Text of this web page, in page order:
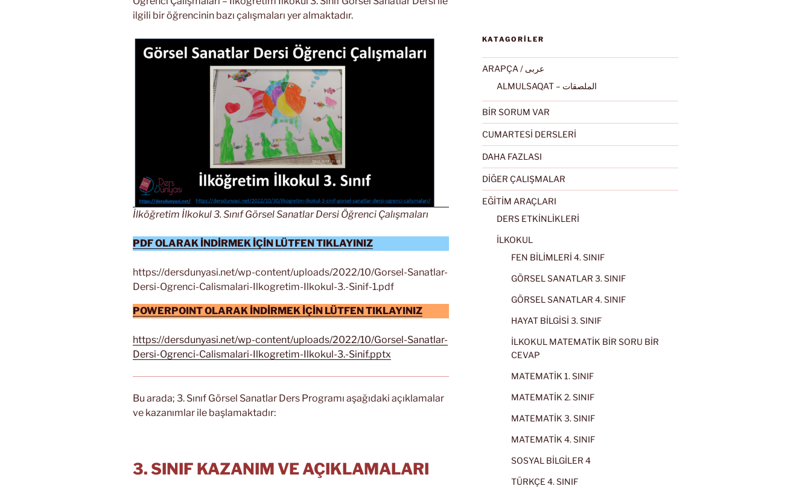
ilgili bir öğrencinin bazı çalışmaları yer almaktadır.
İlköğretim İlkokul 3. Sınıf Görsel Sanatlar Dersi Öğrenci Çalışmaları
PDF OLARAK İNDİRMEK İÇİN LÜTFEN TIKLAYINIZ
https://dersdunyasi.net/wp-content/uploads/2022/10/Gorsel-Sanatlar-
Dersi-Ogrenci-Calismalari-Ilkogretim-Ilkokul-3.-Sinif-1.pdf
POWERPOINT OLARAK İNDİRMEK İÇİN LÜTFEN TIKLAYINIZ
https://dersdunyasi.net/wp-content/uploads/2022/10/Gorsel-Sanatlar-
Dersi-Ogrenci-Calismalari-Ilkogretim-Ilkokul-3.-Sinif.pptx
Bu arada; 3. Sınıf Görsel Sanatlar Ders Programı aşağıdaki açıklamalar
ve kazanımlar ile başlamaktadır:
3. SINIF KAZANIM VE AÇIKLAMALARI
KATAGORİLER
ARAPÇA / عربى
ALMULSAQAT – الملصقات
BİR SORUM VAR
CUMARTESİ DERSLERİ
DAHA FAZLASI
DİĞER ÇALIŞMALAR
EĞİTİM ARAÇLARI
DERS ETKİNLİKLERİ
İLKOKUL
FEN BİLİMLERİ 4. SINIF
GÖRSEL SANATLAR 3. SINIF
GÖRSEL SANATLAR 4. SINIF
HAYAT BİLGİSİ 3. SINIF
İLKOKUL MATEMATİK BİR SORU BİR
CEVAP
MATEMATİK 1. SINIF
MATEMATİK 2. SINIF
MATEMATİK 3. SINIF
MATEMATİK 4. SINIF
SOSYAL BİLGİLER 4
TÜRKÇE 4. SINIF